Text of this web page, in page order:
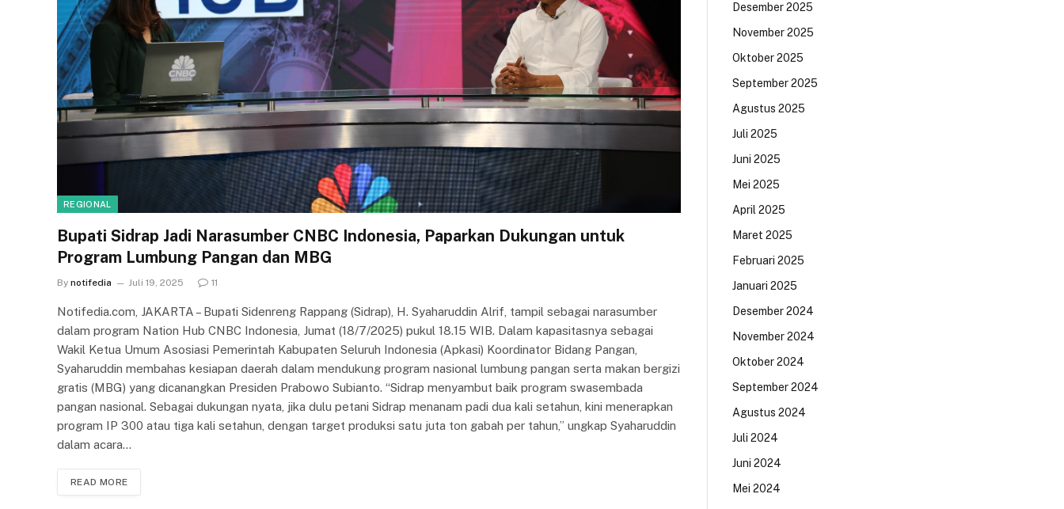
REGIONAL
Bupati Sidrap Jadi Narasumber CNBC Indonesia, Paparkan Dukungan untuk
Program Lumbung Pangan dan MBG
By notifedia Juli 19, 2025 11
Notifedia.com, JAKARTA – Bupati Sidenreng Rappang (Sidrap), H. Syaharuddin Alrif, tampil sebagai narasumber
dalam program Nation Hub CNBC Indonesia, Jumat (18/7/2025) pukul 18.15 WIB. Dalam kapasitasnya sebagai
Wakil Ketua Umum Asosiasi Pemerintah Kabupaten Seluruh Indonesia (Apkasi) Koordinator Bidang Pangan,
Syaharuddin membahas kesiapan daerah dalam mendukung program nasional lumbung pangan serta makan bergizi
gratis (MBG) yang dicanangkan Presiden Prabowo Subianto. “Sidrap menyambut baik program swasembada
pangan nasional. Sebagai dukungan nyata, jika dulu petani Sidrap menanam padi dua kali setahun, kini menerapkan
program IP 300 atau tiga kali setahun, dengan target produksi satu juta ton gabah per tahun,” ungkap Syaharuddin
dalam acara…
READ MORE
Desember 2025
November 2025
Oktober 2025
September 2025
Agustus 2025
Juli 2025
Juni 2025
Mei 2025
April 2025
Maret 2025
Februari 2025
Januari 2025
Desember 2024
November 2024
Oktober 2024
September 2024
Agustus 2024
Juli 2024
Juni 2024
Mei 2024